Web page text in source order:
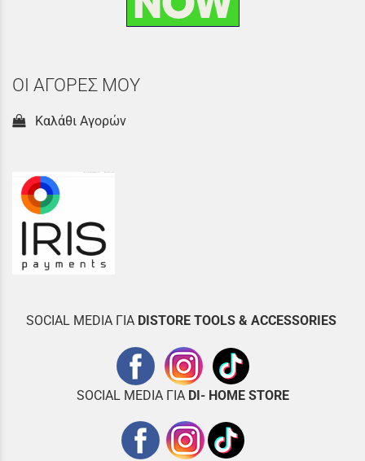
ΟΙ ΑΓΟΡΕΣ ΜΟΥ
Καλάθι Αγορών
SOCIAL MEDIA ΓΙΑ DISTORE TOOLS & ACCESSORIES
SOCIAL MEDIA ΓΙΑ DI- HOME STORE